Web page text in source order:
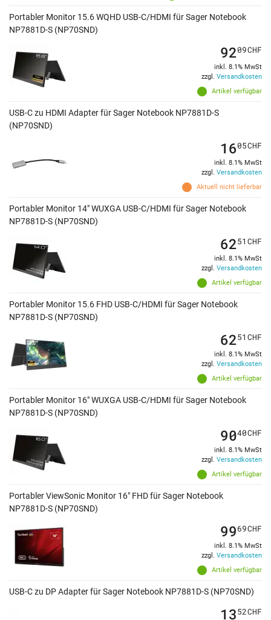
Portabler Monitor 15.6 WQHD USB-C/HDMI für Sager Notebook
NP7881D-S (NP70SND)
Artikel verfügbar
9209CHF
inkl. 8.1% MwSt
zzgl. Versandkosten
USB-C zu HDMI Adapter für Sager Notebook NP7881D-S
(NP70SND)
Aktuell nicht lieferbar
1605CHF
inkl. 8.1% MwSt
zzgl. Versandkosten
Portabler Monitor 14" WUXGA USB-C/HDMI für Sager Notebook
NP7881D-S (NP70SND)
Artikel verfügbar
6251 CHF
inkl. 8.1% MwSt
zzgl. Versandkosten
Portabler Monitor 15.6 FHD USB-C/HDMI für Sager Notebook
NP7881D-S (NP70SND)
Artikel verfügbar
6251 CHF
inkl. 8.1% MwSt
zzgl. Versandkosten
Portabler Monitor 16" WUXGA USB-C/HDMI für Sager Notebook
NP7881D-S (NP70SND)
Artikel verfügbar
9040CHF
inkl. 8.1% MwSt
zzgl. Versandkosten
Portabler ViewSonic Monitor 16" FHD für Sager Notebook
NP7881D-S (NP70SND)
Artikel verfügbar
9969CHF
inkl. 8.1% MwSt
zzgl. Versandkosten
USB-C zu DP Adapter für Sager Notebook NP7881D-S (NP70SND)
1352CHF